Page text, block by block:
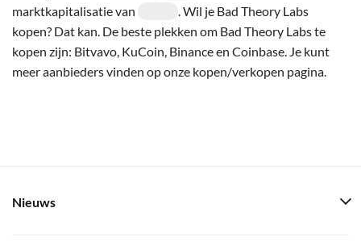
marktkapitalisatie van
. Wil je Bad Theory Labs
kopen? Dat kan. De beste plekken om Bad Theory Labs te
kopen zijn: Bitvavo, KuCoin, Binance en Coinbase. Je kunt
meer aanbieders vinden op onze kopen/verkopen pagina.
Nieuws